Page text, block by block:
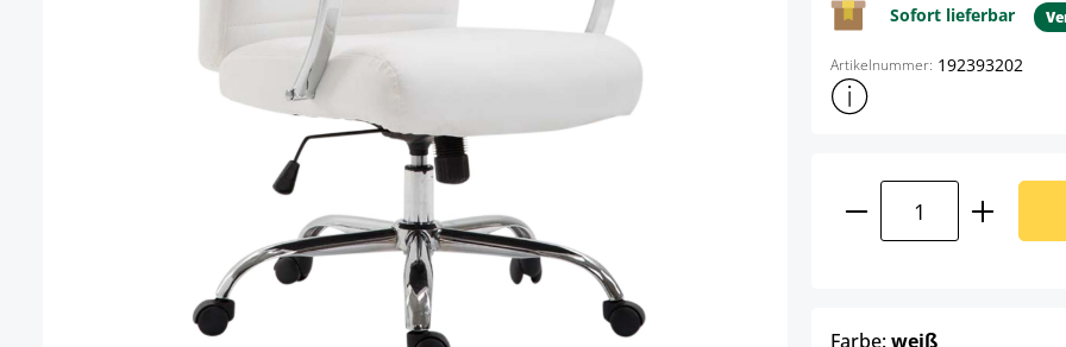
Sofort lieferbar
Artikelnummer: 192393202
Weitere
Produkt Anzahl:
Farbe:weißauswählen